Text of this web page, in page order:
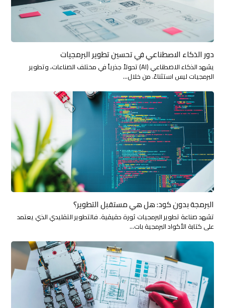
دور الذكاء الاصطناعي في تحسين تطوير البرمجيات
يشهد الذكاء الاصطناعي (AI) تحولاً جذرياً في مختلف الصناعات، وتطوير
البرمجيات ليس استثناءً. من خلال…
البرمجة بدون كود: هل هي مستقبل التطوير؟
تشهد صناعة تطوير البرمجيات ثورة حقيقية. فالتطوير التقليدي الذي يعتمد
على كتابة الأكواد البرمجية بات…